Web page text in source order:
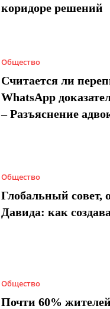
коридоре решений
Общество
Считается ли
WhatsApp
– Разъяснение
Общество
Глобальный совет,
Давида: как
Общество
Почти 60%